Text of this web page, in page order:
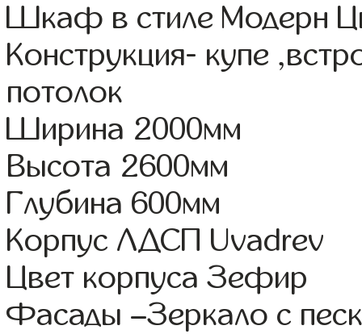
Шкаф в стиле Модерн
Конструкция- купе
потолок
Ширина 2000мм
Высота 2600мм
Глубина 600мм
Корпус ЛДСП Uvadrev
Цвет корпуса Зефир
Фасады –Зеркало с